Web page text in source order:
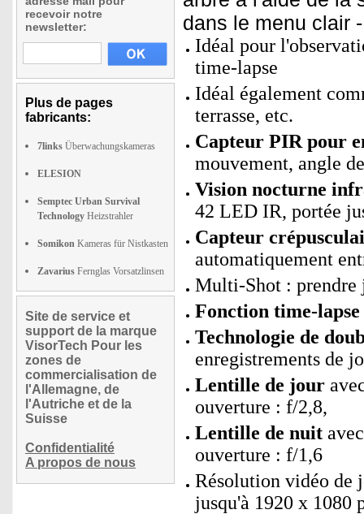
recevoir notre
newsletter:
Plus de pages
fabricants:
7links Überwachungskameras
ELESION
Semptec Urban Survival
Technology Heizstrahler
Somikon Kameras für Nistkasten
Zavarius Fernglas Vorsatzlinsen
Site de service et
support de la marque
VisorTech Pour les
zones de
commercialisation de
l'Allemagne, de
l'Autriche et de la
Suisse
Confidentialité
A propos de nous
dans le menu clair
Idéal pour
time-lapse
Idéal également
terrasse, etc.
Capteur PIR pour
mouvement, angle
Vision nocturne
42 LED IR, portée
Capteur
automatiquement
Multi-Shot : prendre
Fonction time-lapse
Technologie de
enregistrements de
Lentille de jour
ouverture : f/2,8,
Lentille de nuit
ouverture : f/1,6
Résolution vidéo de
jusqu'à 1920 x 1080